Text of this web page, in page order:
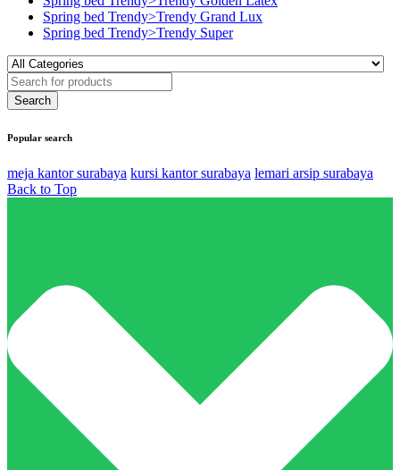
Spring bed Trendy>Trendy Grand Lux
Spring bed Trendy>Trendy Super
Popular search
meja kantor surabaya kursi kantor surabaya lemari arsip surabaya
Back to Top